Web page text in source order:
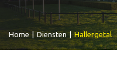
Home Diensten | Hallergetal